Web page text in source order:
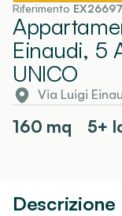
Riferimento
Einaudi, 5
UNICO
Via Luigi
160 mq
5+
Descrizione